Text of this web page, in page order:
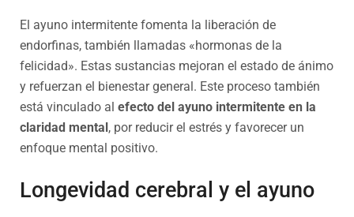
El ayuno intermitente fomenta la liberación de
endorfinas, también llamadas «hormonas de la
felicidad». Estas sustancias mejoran el estado de ánimo
y refuerzan el bienestar general. Este proceso también
está vinculado al efecto del ayuno intermitente en la
claridad mental, por reducir el estrés y favorecer un
enfoque mental positivo.
Longevidad cerebral y el ayuno